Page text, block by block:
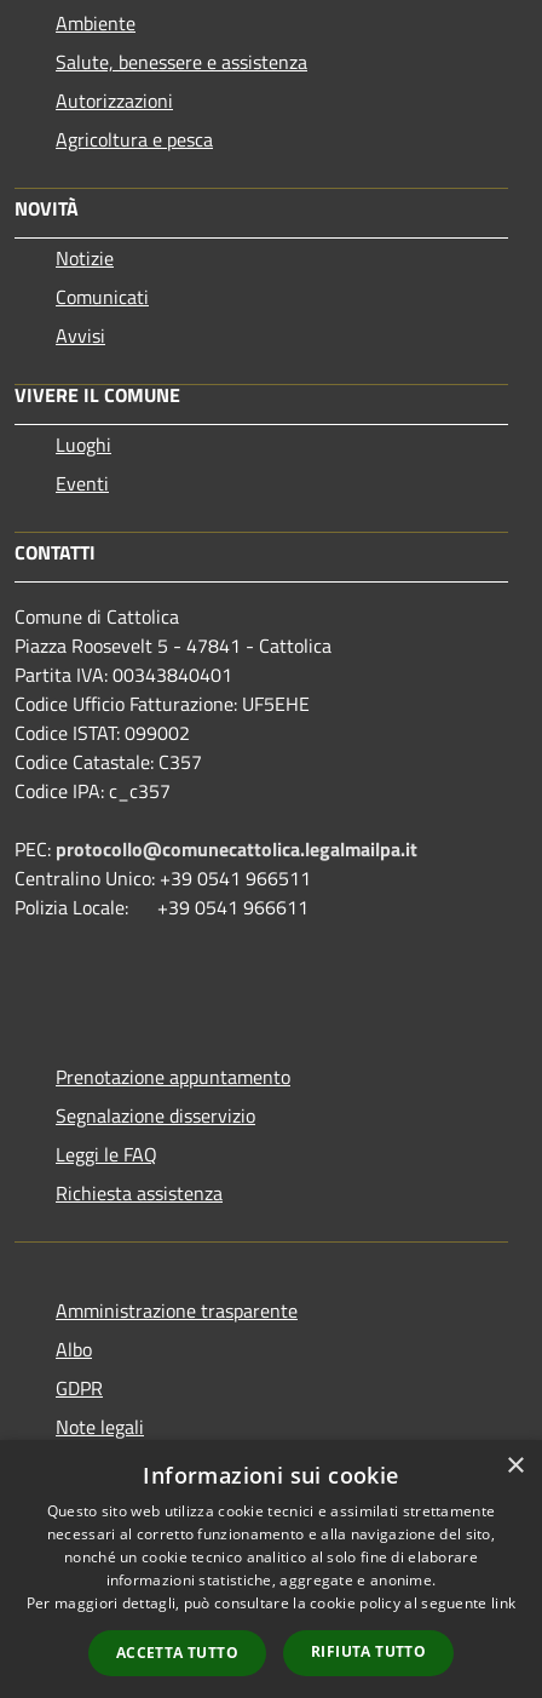
Ambiente
Salute, benessere e assistenza
Autorizzazioni
Agricoltura e pesca
NOVITÀ
Notizie
Comunicati
Avvisi
VIVERE IL COMUNE
Luoghi
Eventi
CONTATTI
Comune di Cattolica
Piazza Roosevelt 5 - 47841 - Cattolica
Partita IVA: 00343840401
Codice Ufficio Fatturazione: UF5EHE
Codice ISTAT: 099002
Codice Catastale: C357
Codice IPA: c_c357
PEC: protocollo@comunecattolica.legalmailpa.it
Centralino Unico: +39 0541 966511
Polizia Locale: +39 0541 966611
Prenotazione appuntamento
Segnalazione disservizio
Leggi le FAQ
Richiesta assistenza
Amministrazione trasparente
Albo
GDPR
Note legali
Dichiarazione di accessibilità
Accessibilità
Copyright © 2026 • Comune di
Cattolica • Powered by
Municipium•
Accesso
redazione
×
Informazioni sui cookie
Questo sito web utilizza cookie tecnici e assimilati strettamente
necessari al corretto funzionamento e alla navigazione del sito,
nonché un cookie tecnico analitico al solo fine di elaborare
informazioni statistiche, aggregate e anonime.
Per maggiori dettagli, può consultare la cookie policy al seguente link
ACCETTA TUTTO RIFIUTA TUTTO